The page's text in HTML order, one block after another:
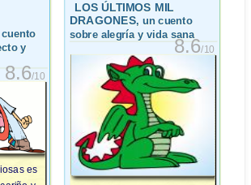
cuento
y
8.6/10
es
LOS ÚLTIMOS MIL
DRAGONES, un cuento
sobre alegría y vida sana
8.6/10